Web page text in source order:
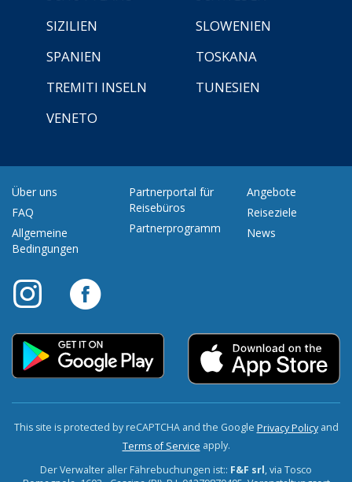
SIZILIEN
SLOWENIEN
SPANIEN
TOSKANA
TREMITI INSELN
TUNESIEN
VENETO
Über uns
FAQ
Allgemeine
Bedingungen
Partnerportal für
Reisebüros
Partnerprogramm
Angebote
Reiseziele
News
This site is protected by reCAPTCHA and the Google Privacy Policyand
Terms of Service apply.
Der Verwalter aller Fährebuchungen ist:: F&F srl, via Tosco